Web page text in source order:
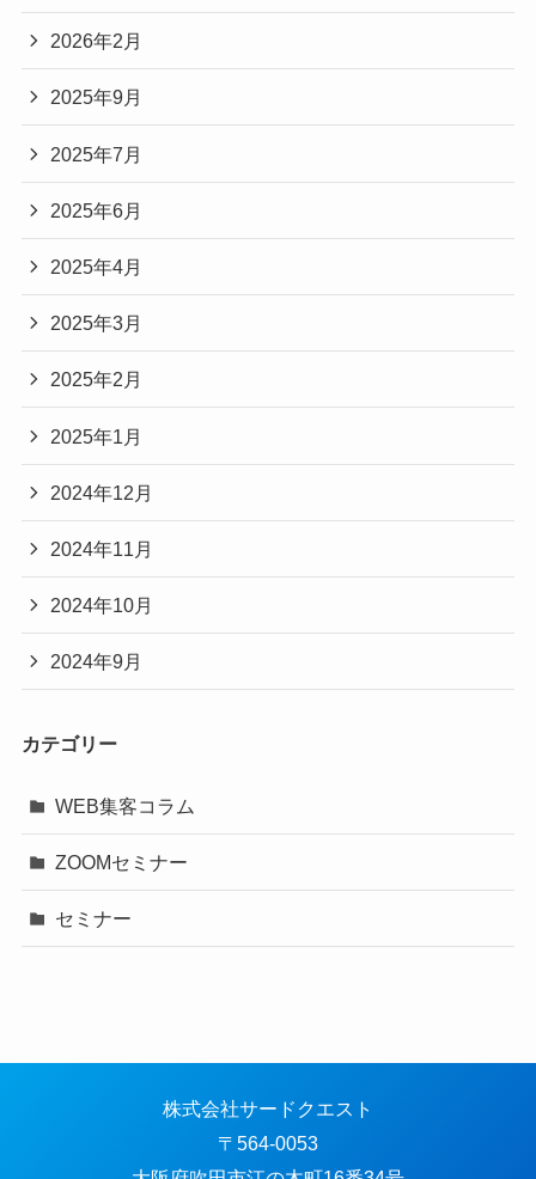
2026年2月
2025年9月
2025年7月
2025年6月
2025年4月
2025年3月
2025年2月
2025年1月
2024年12月
2024年11月
2024年10月
2024年9月
カテゴリー
WEB集客コラム
ZOOMセミナー
セミナー
株式会社サードクエスト
〒564-0053